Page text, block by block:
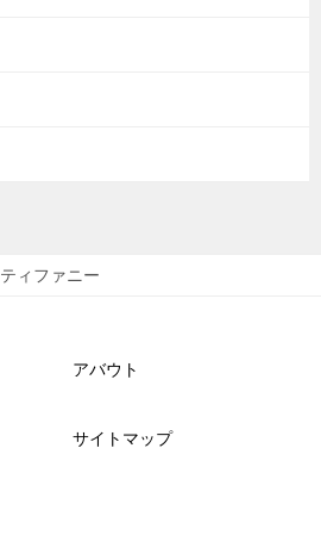
ティファニー
アバウト
サイトマップ